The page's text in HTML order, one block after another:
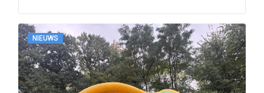
NIEUWS